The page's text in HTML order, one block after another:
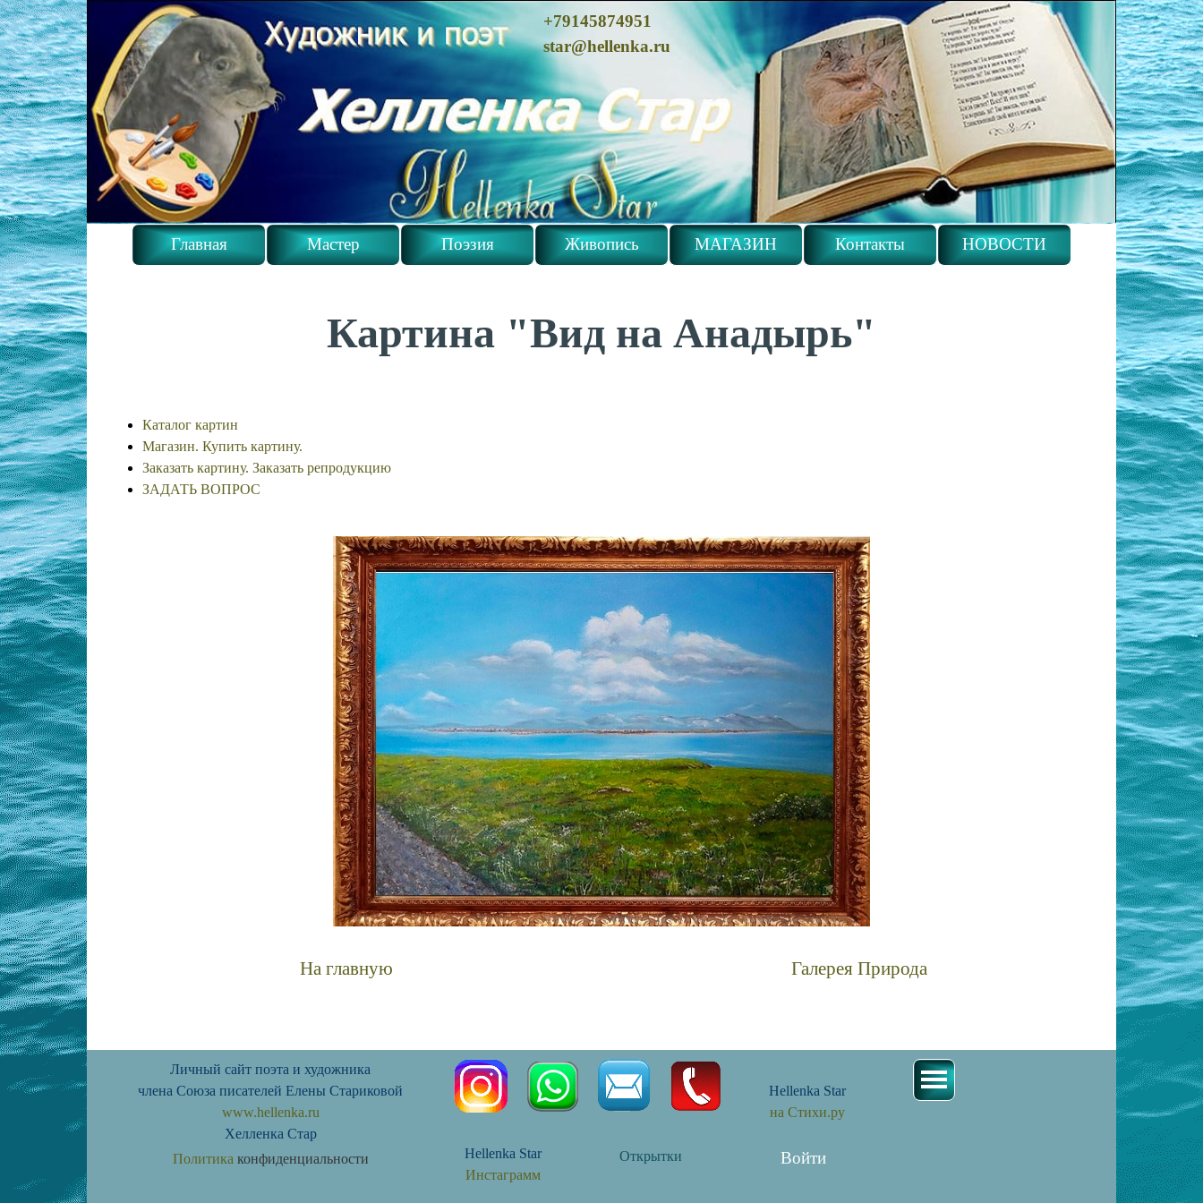
+79145874951
star@hellenka.ru
Главная Мастер Поэзия Живопись МАГАЗИН Контакты НОВОСТИ
Картина "Вид на Анадырь"
Каталог картин
Магазин. Купить картину.
Заказать картину. Заказать репродукцию
ЗАДАТЬ ВОПРОС
На главную Галерея Природа
Личный сайт поэта и художника
члена Союза писателей Елены Стариковой
www.hellenka.ru
Хелленка Стар
Hellenka Star
на Стихи.ру
Hellenka Star
Инстаграмм
Политика конфиденциальности Войти
Открытки